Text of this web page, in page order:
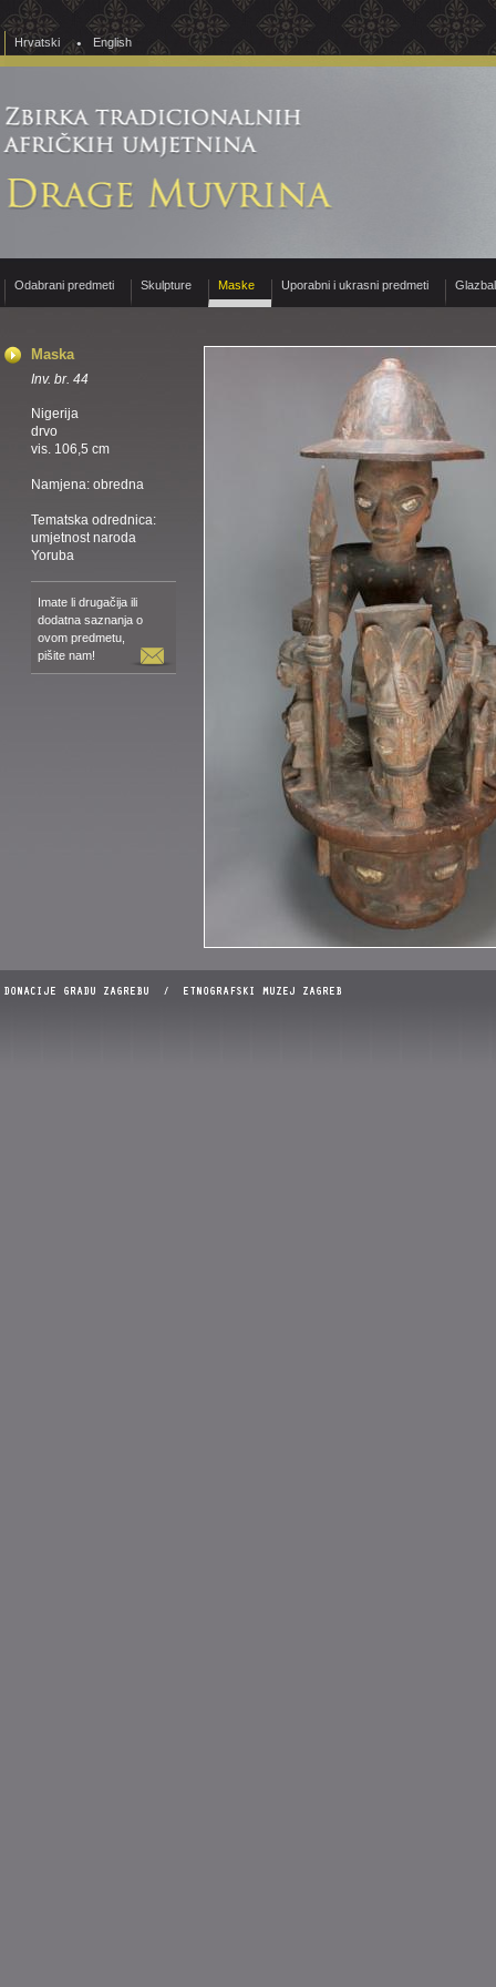
Hrvatski English
Odabrani predmeti Skulpture Maske Uporabni i ukrasni predmeti
Maska
Inv. br. 44
Nigerija
drvo
vis. 106,5 cm
Namjena: obredna
Tematska odrednica:
umjetnost naroda
Yoruba
Imate li drugačija ili
dodatna saznanja o
ovom predmetu,
pišite nam!